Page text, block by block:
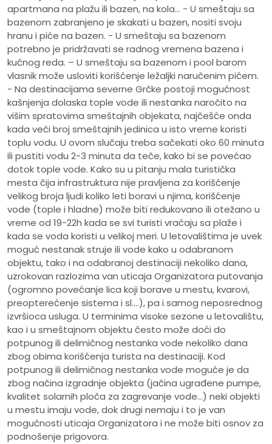
apartmana na plažu ili bazen, na kola... - U smeštaju sa
bazenom zabranjeno je skakati u bazen, nositi svoju
hranu i piće na bazen. - U smeštaju sa bazenom
potrebno je pridržavati se radnog vremena bazena i
kućnog reda. – U smeštaju sa bazenom i pool barom
vlasnik može usloviti korišćenje ležaljki naručenim pićem.
- Na destinacijama severne Grčke postoji mogućnost
kašnjenja dolaska tople vode ili nestanka naročito na
višim spratovima smeštajnih objekata, najčešće onda
kada veći broj smeštajnih jedinica u isto vreme koristi
toplu vodu. U ovom slučaju treba sačekati oko 60 minuta
ili pustiti vodu 2-3 minuta da teče, kako bi se povećao
dotok tople vode. Kako su u pitanju mala turistička
mesta čija infrastruktura nije pravljena za korišćenje
velikog broja ljudi koliko leti boravi u njima, korišćenje
vode (tople i hladne) može biti redukovano ili otežano u
vreme od 19-22h kada se svi turisti vraćaju sa plaže i
kada se voda koristi u velikoj meri. U letovalištima je uvek
moguć nestanak struje ili vode kako u odabranom
objektu, tako i na odabranoj destinaciji nekoliko dana,
uzrokovan razlozima van uticaja Organizatora putovanja
(ogromno povećanje lica koji borave u mestu, kvarovi,
preopterećenje sistema i sl.…), pa i samog neposrednog
izvršioca usluga. U terminima visoke sezone u letovalištu,
kao i u smeštajnom objektu često može doći do
potpunog ili delimičnog nestanka vode nekoliko dana
zbog obima korišćenja turista na destinaciji. Kod
potpunog ili delimičnog nestanka vode moguće je da
zbog načina izgradnje objekta (jačina ugrađene pumpe,
kvalitet solarnih ploča za zagrevanje vode…) neki objekti
u mestu imaju vode, dok drugi nemaju i to je van
mogućnosti uticaja Organizatora i ne može biti osnov za
podnošenje prigovora.